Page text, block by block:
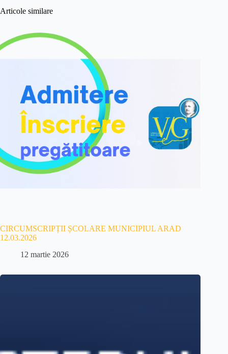
Articole similare
CIRCUMSCRIPȚII ȘCOLARE MUNICIPIUL ARAD
12.03.2026
12 martie 2026